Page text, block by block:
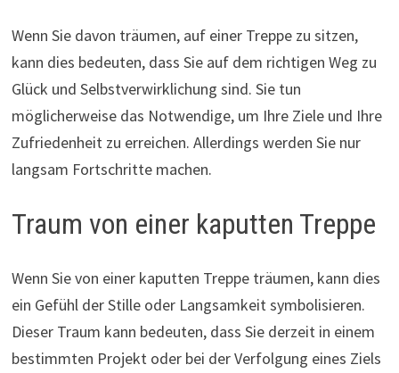
Wenn Sie davon träumen, auf einer Treppe zu sitzen,
kann dies bedeuten, dass Sie auf dem richtigen Weg zu
Glück und Selbstverwirklichung sind. Sie tun
möglicherweise das Notwendige, um Ihre Ziele und Ihre
Zufriedenheit zu erreichen. Allerdings werden Sie nur
langsam Fortschritte machen.
Traum von einer kaputten Treppe
Wenn Sie von einer kaputten Treppe träumen, kann dies
ein Gefühl der Stille oder Langsamkeit symbolisieren.
Dieser Traum kann bedeuten, dass Sie derzeit in einem
bestimmten Projekt oder bei der Verfolgung eines Ziels